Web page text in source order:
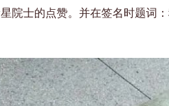
院士的点赞。并在签名时题词